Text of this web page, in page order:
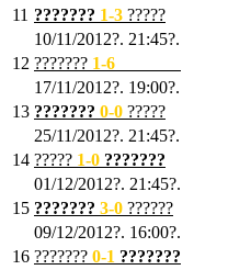
11 ??????? 1-3 ?????
10/11/2012?. 21:45?.
12 ??????? 1-6
17/11/2012?. 19:00?.
13 ??????? 0-0 ?????
25/11/2012?. 21:45?.
14 ????? 1-0 ???????
01/12/2012?. 21:45?.
15 ??????? 3-0 ??????
09/12/2012?. 16:00?.
16 ??????? 0-1 ???????